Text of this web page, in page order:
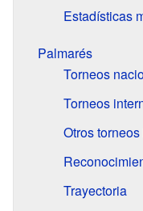
Estadísticas
Palmarés
Torneos
Torneos
Otros
Trayectoria